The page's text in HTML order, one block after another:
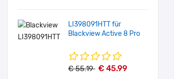
LI398091HTT für
Blackview Active 8 Pro
€ 55.19 € 45.99